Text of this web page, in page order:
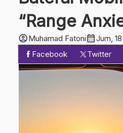
“Range
account_circleMuhamad Fatonicalendar_monthJum,
Facebook
Twitter